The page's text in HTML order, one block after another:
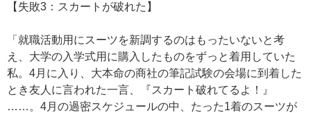
【失敗3：スカートが破れた】
「就職活動用にスーツを新調するのはもったいないと考
え、大学の入学式用に購入したものをずっと着用していた
私。4月に入り、大本命の商社の筆記試験の会場に到着した
とき友人に言われた一言、『スカート破れてるよ！』
……。4月の過密スケジュールの中、たった1着のスーツが